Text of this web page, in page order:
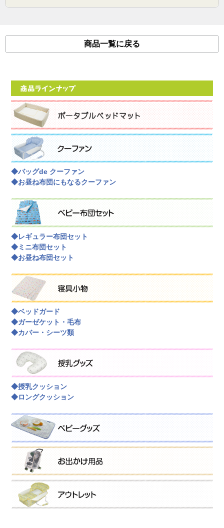
商品一覧に戻る
◆バッグde クーファン
◆お昼ね布団にもなるクーファン
◆レギュラー布団セット
◆ミニ布団セット
◆お昼ね布団セット
◆ベッドガード
◆ガーゼケット・毛布
◆カバー・シーツ類
◆授乳クッション
◆ロングクッション